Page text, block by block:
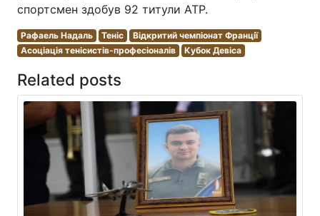
спортсмен здобув 92 титули ATP.
Рафаель Надаль Теніс
Відкритий чемпіонат Франції
Асоціація тенісистів-професіоналів
Кубок Девіса
Related posts